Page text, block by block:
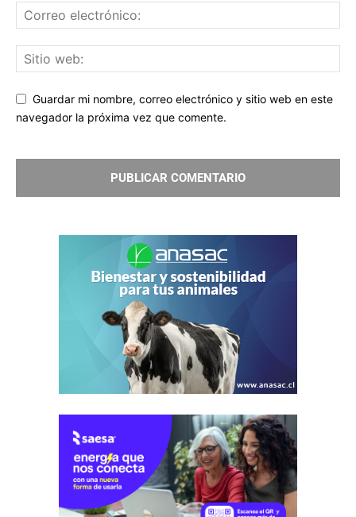
Guardar mi nombre, correo electrónico y sitio web en este
navegador la próxima vez que comente.